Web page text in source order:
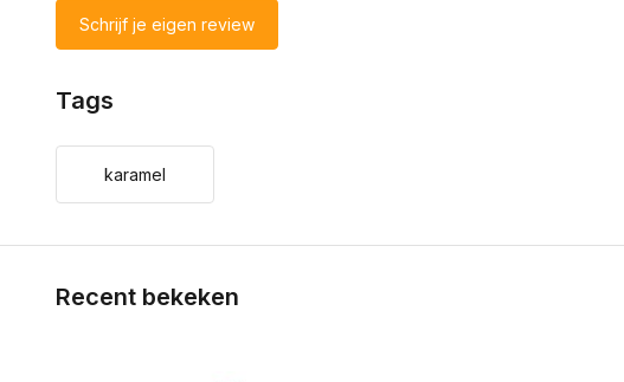
Schrijf je eigen review
Tags
karamel
Recent bekeken